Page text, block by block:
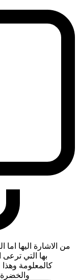
من الاشارة اليها اما
بها التي
كالمعلومة
والخضرة